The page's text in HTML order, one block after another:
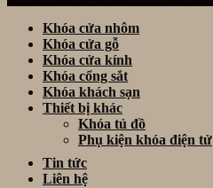
Khóa cửa nhôm
Khóa cửa gỗ
Khóa cửa kính
Khóa cổng sắt
Khóa khách sạn
Thiết bị khác
Khóa tủ đồ
Phụ kiện khóa điện tử
Tin tức
Liên hệ